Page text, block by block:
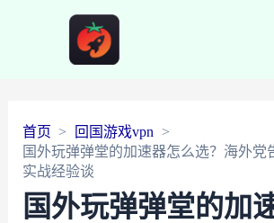
首页
回国游戏vpn
国外玩弹弹堂的加速器怎么选？海外党
实战经验谈
国外玩弹弹堂的加